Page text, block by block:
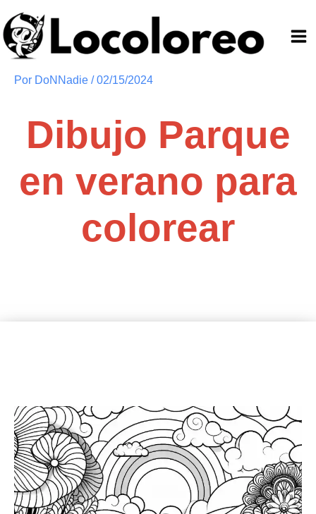
al
contenido
Por DoNNadie /02/15/2024
Dibujo Parque
en verano para
colorear